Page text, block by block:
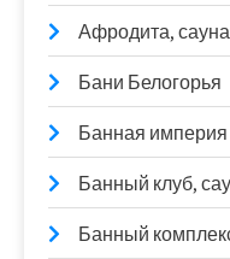
Афродита, сауна
Бани Белогорья
Банная империя
Банный клуб,
Банный